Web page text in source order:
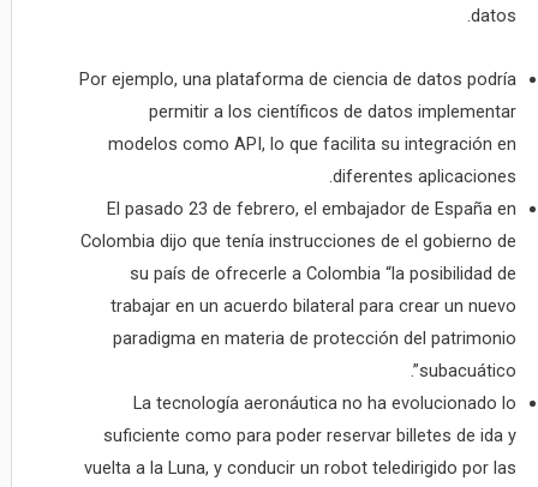
datos.
Por ejemplo, una plataforma de ciencia de datos podría
permitir a los científicos de datos implementar
modelos como API, lo que facilita su integración en
diferentes aplicaciones.
El pasado 23 de febrero, el embajador de España en
Colombia dijo que tenía instrucciones de el gobierno de
su país de ofrecerle a Colombia “la posibilidad de
trabajar en un acuerdo bilateral para crear un nuevo
paradigma en materia de protección del patrimonio
subacuático”.
La tecnología aeronáutica no ha evolucionado lo
suficiente como para poder reservar billetes de ida y
vuelta a la Luna, y conducir un robot teledirigido por las